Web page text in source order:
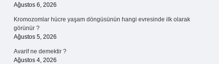
Ağustos 6, 2026
Kromozomlar hücre yaşam döngüsünün hangi evresinde ilk olarak
görünür ?
Ağustos 5, 2026
Avarif ne demektir ?
Ağustos 4, 2026